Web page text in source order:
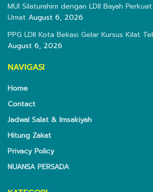
MUI Silaturahim dengan LDII Bayah
Umat August 6, 2026
PPG LDII Kota Bekasi Gelar Kursus Kilat
August 6, 2026
NAVIGASI
Home
Contact
Jadwal Salat & Imsakiyah
Hitung Zakat
Privacy Policy
NUANSA PERSADA